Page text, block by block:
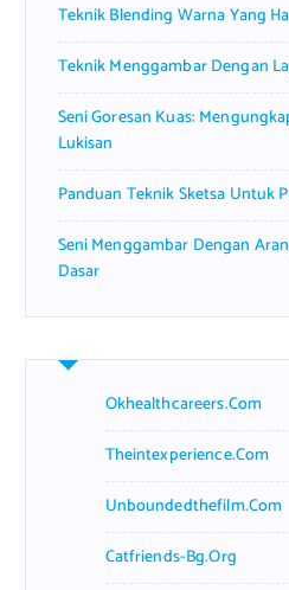
:Teknik Blending Warna Yang
Teknik Menggambar Dengan
Seni Goresan Kuas:
Lukisan
Panduan Teknik Sketsa Untuk
Seni Menggambar Dengan
Dasar
Okhealthcareers.com
Theintexperience.com
Unboundedthefilm.com
Catfriends-Bg.org